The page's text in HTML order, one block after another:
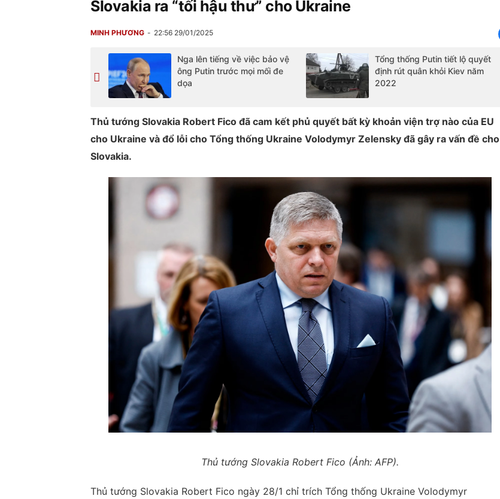
Slovakia ra “tối hậu thư” cho Ukraine
MINH PHƯƠNG 22:56 29/01/2025
Nga lên tiếng về việc bảo vệ
ông Putin trước mọi mối đe
dọa
Tổng thống Putin tiết lộ quyết
định rút quân khỏi Kiev năm
2022
Thủ tướng Slovakia Robert Fico đã cam kết phủ quyết bất kỳ khoản viện trợ nào của EU
cho Ukraine và đổ lỗi cho Tổng thống Ukraine Volodymyr Zelensky đã gây ra vấn đề cho
Slovakia.
Thủ tướng Slovakia Robert Fico (Ảnh: AFP).
Thủ tướng Slovakia Robert Fico ngày 28/1 chỉ trích Tổng thống Ukraine Volodymyr